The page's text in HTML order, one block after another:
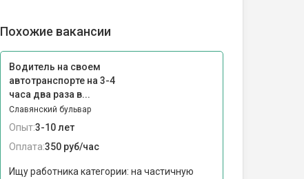
Похожие вакансии
Водитель на своем
автотранспорте на 3-4
часа два раза в...
Славянский бульвар
Опыт:3-10 лет
Оплата:350 руб/час
Ищу работника категории: на частичную